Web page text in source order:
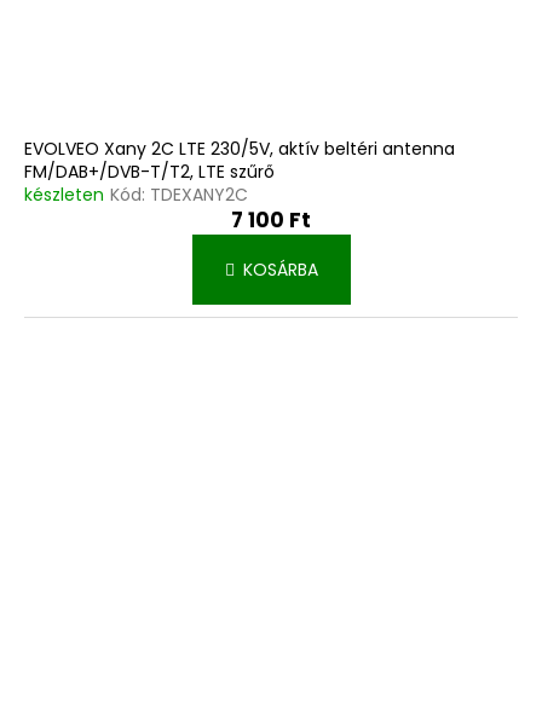
EVOLVEO Xany 2C LTE 230/5V, aktív beltéri antenna
FM/DAB+/DVB-T/T2, LTE szűrő
készleten Kód: TDEXANY2C
7 100 Ft
KOSÁRBA